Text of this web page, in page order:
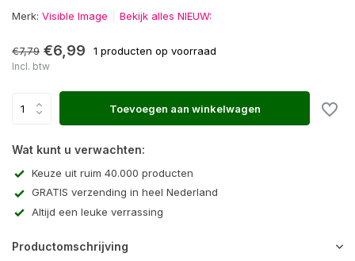
Merk: Visible Image Bekijk alles NIEUW:
€7,79 €6,99 1 producten op voorraad
Incl. btw
Toevoegen aan winkelwagen
Wat kunt u verwachten:
Keuze uit ruim 40.000 producten
GRATIS verzending in heel Nederland
Altijd een leuke verrassing
Productomschrijving